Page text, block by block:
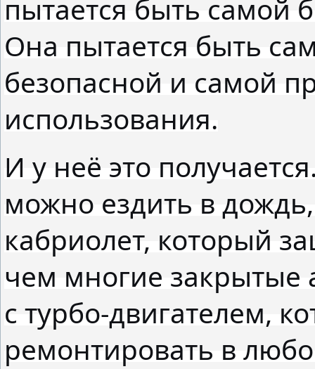
пытается быть самой
Она пытается быть
безопасной и самой
использования.
И у неё это
можно ездить в
кабриолет, который
чем многие закрытые
с турбо-двигателем,
ремонтировать в